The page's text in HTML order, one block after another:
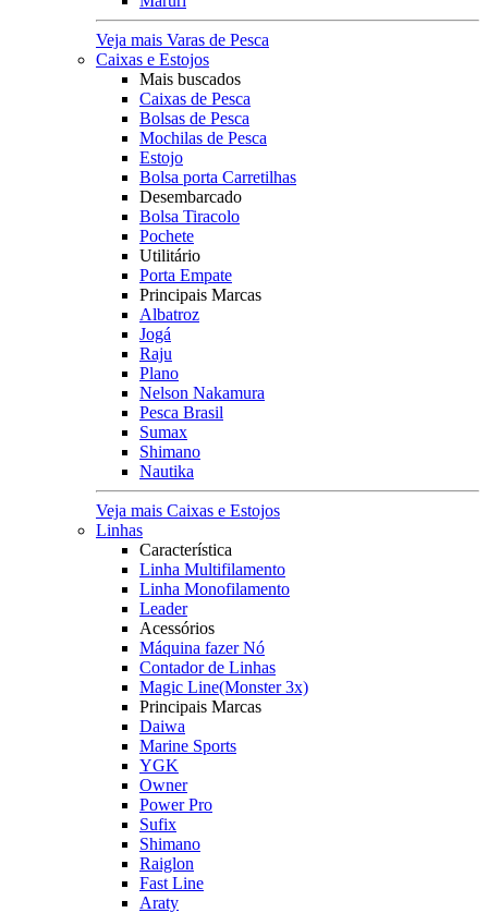
Veja mais Varas de Pesca
Caixas e Estojos
Mais buscados
Caixas de Pesca
Bolsas de Pesca
Mochilas de Pesca
Estojo
Bolsa porta Carretilhas
Desembarcado
Bolsa Tiracolo
Pochete
Utilitário
Porta Empate
Principais Marcas
Albatroz
Jogá
Raju
Plano
Nelson Nakamura
Pesca Brasil
Sumax
Shimano
Nautika
Veja mais Caixas e Estojos
Linhas
Característica
Linha Multifilamento
Linha Monofilamento
Leader
Acessórios
Máquina fazer Nó
Contador de Linhas
Magic Line(Monster 3x)
Principais Marcas
Daiwa
Marine Sports
YGK
Owner
Power Pro
Sufix
Shimano
Raiglon
Fast Line
Araty